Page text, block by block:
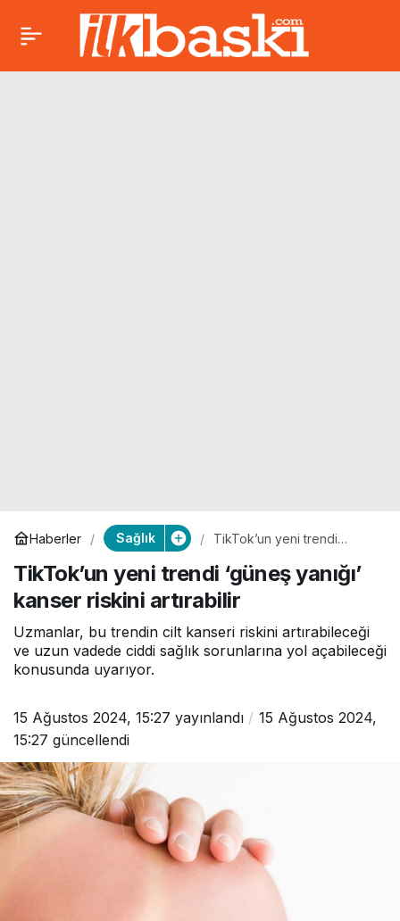
Haberler Sağlık
TikTok’un yeni trendi
artırabilir
TikTok’un yeni trendi ‘güneş yanığı’
kanser riskini artırabilir
Uzmanlar, bu trendin cilt kanseri riskini artırabileceği
ve uzun vadede ciddi sağlık sorunlarına yol açabileceği
konusunda uyarıyor.
15 Ağustos 2024, 15:27 yayınlandı
15 Ağustos 2024,
15:27 güncellendi
Aşırı bilgiye maruz
kalmak duygusal ve